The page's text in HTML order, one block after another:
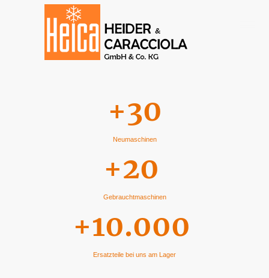
+30
Neumaschinen
+20
Gebrauchtmaschinen
+10.000
Ersatzteile bei uns am Lager